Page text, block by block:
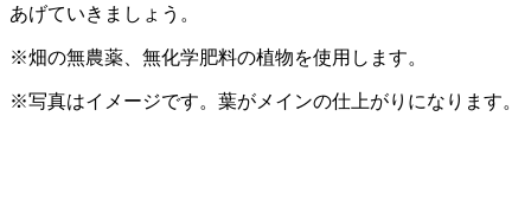
あげていきましょう。
※畑の無農薬、無化学肥料の植物を使用します。
※写真はイメージです。葉がメインの仕上がりになります。